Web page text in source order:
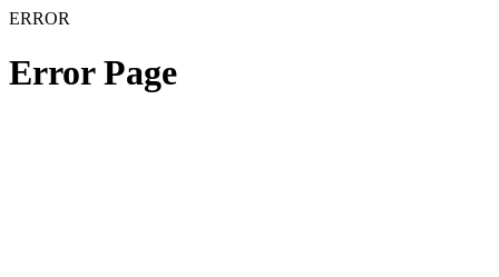
ERROR
Error Page